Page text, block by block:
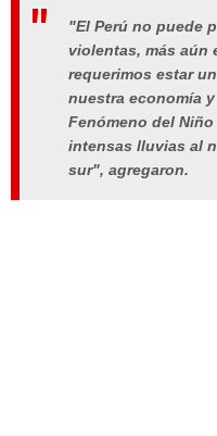
"El Perú no puede
violentas, más aún
requerimos estar
nuestra economía
Fenómeno del
intensas lluvias al
sur", agregaron.